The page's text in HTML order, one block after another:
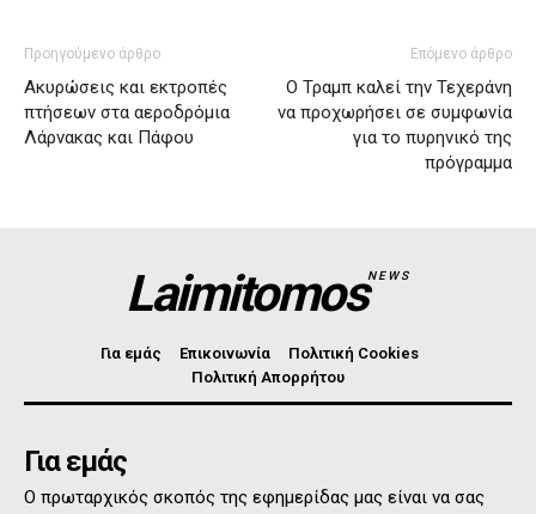
Προηγούμενο άρθρο
Ακυρώσεις και εκτροπές
πτήσεων στα αεροδρόμια
Λάρνακας και Πάφου
Επόμενο άρθρο
Ο Τραμπ καλεί την Τεχεράνη
να προχωρήσει σε συμφωνία
για το πυρηνικό της
πρόγραμμα
LaimitomosNEWS
Για εμάς Επικοινωνία
Πολιτική Cookies
Πολιτική Απορρήτου
Για εμάς
Ο πρωταρχικός σκοπός της εφημερίδας μας είναι να σας